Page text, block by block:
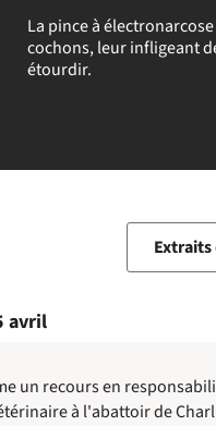
La pince à
cochons, leur infligeant
étourdir.
avril
un recours en
à l'abattoir de